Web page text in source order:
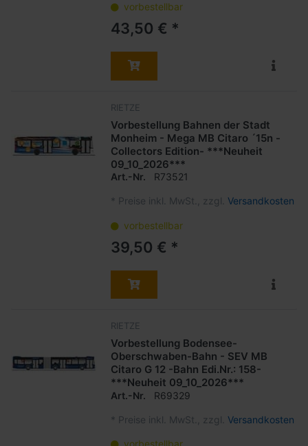
vorbestellbar
43,50 € *
RIETZE
Vorbestellung Bahnen der Stadt
Monheim - Mega MB Citaro ´15n -
Collectors Edition- ***Neuheit
09_10_2026***
Art.-Nr. R73521
* Preise inkl. MwSt., zzgl. Versandkosten
vorbestellbar
39,50 € *
RIETZE
Vorbestellung Bodensee-
Oberschwaben-Bahn - SEV MB
Citaro G 12 -Bahn Edi.Nr.: 158-
***Neuheit 09_10_2026***
Art.-Nr. R69329
* Preise inkl. MwSt., zzgl. Versandkosten
vorbestellbar